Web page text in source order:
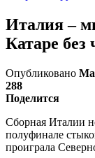
Италия –
Катаре
Опубликовано
288
Поделится
Сборная Италии
полуфинале
проиграла